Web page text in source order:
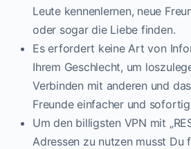
Leute kennenlernen, neue
oder sogar die Liebe finden.
Es erfordert keine Art von
Ihrem Geschlecht, um
Verbinden mit anderen und
Freunde einfacher und
Um den billigsten VPN mit
Adressen zu nutzen musst Du